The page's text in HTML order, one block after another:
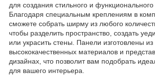
для создания стильного и функционального
Благодаря специальным креплениям в
сможете собрать ширму из любого
чтобы разделить пространство, создать
или украсить стены. Панели изготовлены из
высококачественных материалов и
дизайнах, что позволит вам подобрать
для вашего интерьера.